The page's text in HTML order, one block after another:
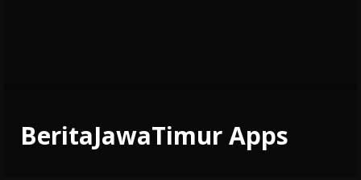
BeritaJawaTimur Apps